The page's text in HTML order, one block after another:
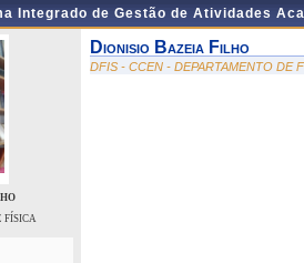
Integrado de Gestão de Atividades
FÍSICA
Dionisio Bazeia Filho
DFIS - CCEN - DEPARTAMENTO DE